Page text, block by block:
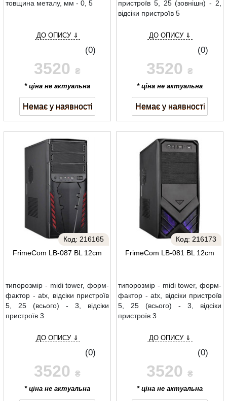
товщина металу, мм - 0, 5
ДО ОПИСУ ⇓
(0)
3520 ₴
* ціна не актуальна
Немає у наявності
пристроїв 5, 25 (зовнішн) - 2,
відсіки пристроїв 5
ДО ОПИСУ ⇓
(0)
3520 ₴
* ціна не актуальна
Немає у наявності
FrimeCom LB-087 BL 12cm
Код: 216165
типорозмір - midi tower, форм-
фактор - atx, відсіки пристроїв
5, 25 (всього) - 3, відсіки
пристроїв 3
ДО ОПИСУ ⇓
(0)
3520 ₴
* ціна не актуальна
FrimeCom LB-081 BL 12cm
Код: 216173
типорозмір - midi tower, форм-
фактор - atx, відсіки пристроїв
5, 25 (всього) - 3, відсіки
пристроїв 3
ДО ОПИСУ ⇓
(0)
3520 ₴
* ціна не актуальна